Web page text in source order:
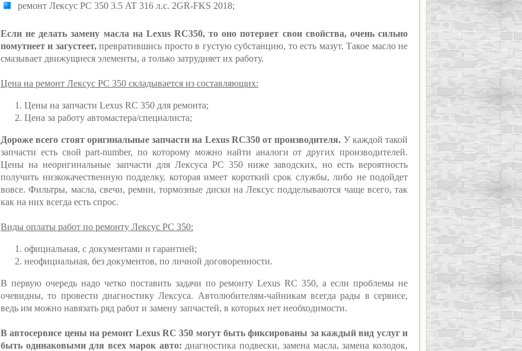
ремонт Лексус РС 350 3.5 AT 316 л.с. 2GR-FKS 2018;
Если не делать замену масла на Lexus RC350, то оно потеряет свои свойства, очень сильно
помутнеет и загустеет,превратившись просто в густую субстанцию, то есть мазут. Такое масло не
смазывает движущиеся элементы, а только затрудняет их работу.
Цена на ремонт Лексус РС 350 складывается из составляющих:
Цены на запчасти Lexus RC 350 для ремонта;
Цена за работу автомастера/специалиста;
Дороже всего стоят оригинальные запчасти на Lexus RC350 от производителя. У каждой такой
запчасти есть свой part-number, по которому можно найти аналоги от других производителей.
Цены на неоригинальные запчасти для Лексуса РС 350 ниже заводских, но есть вероятность
получить низкокачественную подделку, которая имеет короткий срок службы, либо не подойдет
вовсе. Фильтры, масла, свечи, ремни, тормозные диски на Лексус подделываются чаще всего, так
как на них всегда есть спрос.
Виды оплаты работ по ремонту Лексус РС 350:
официальная, с документами и гарантией;
неофициальная, без документов, по личной договоренности.
В первую очередь надо четко поставить задачи по ремонту Lexus RC 350, а если проблемы не
очевидны, то провести диагностику Лексуса. Автолюбителям-чайникам всегда рады в сервисе,
ведь им можно навязать ряд работ и замену запчастей, в которых нет необходимости.
В автосервисе цены на ремонт Lexus RC 350 могут быть фиксированы за каждый вид услуг и
быть одинаковыми для всех марок авто: диагностика подвески, замена масла, замена колодок,